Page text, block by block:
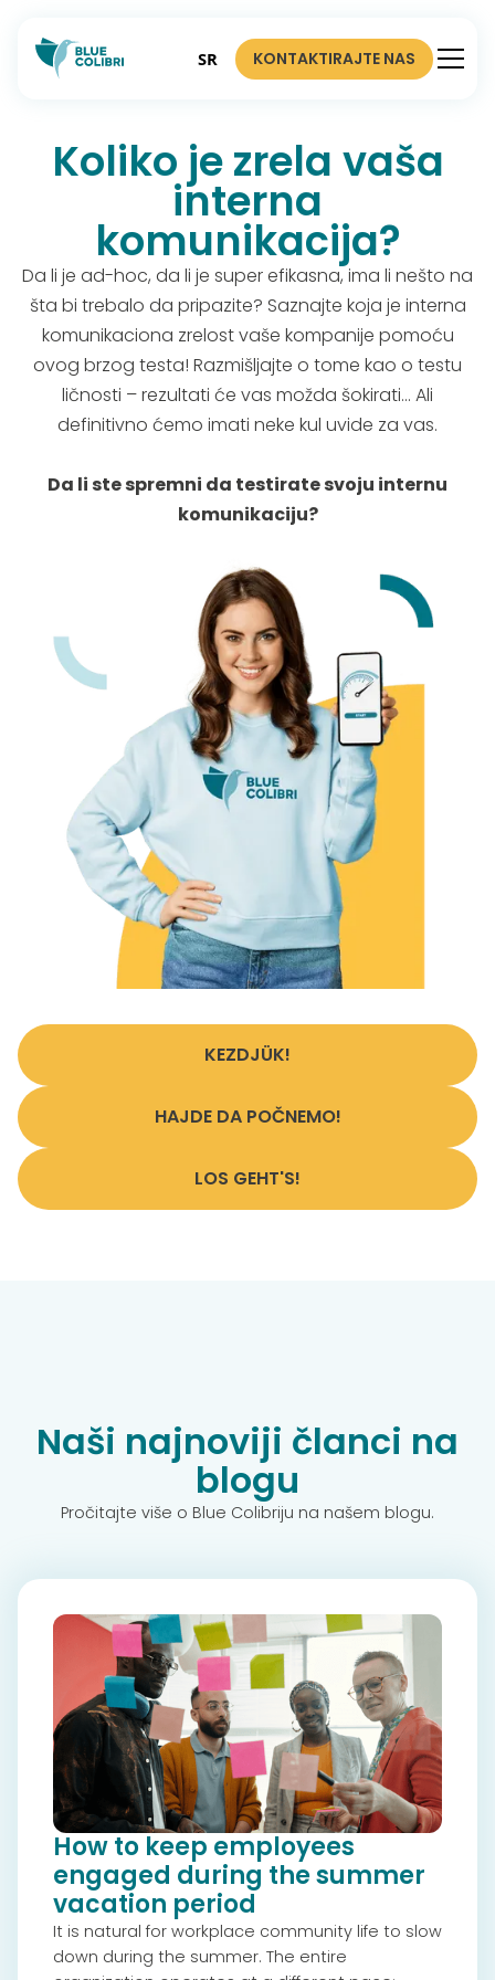
SR KONTAKTIRAJTE NAS
Koliko je zrela vaša
interna
komunikacija?
Da li je ad-hoc, da li je super efikasna, ima li nešto na
šta bi trebalo da pripazite? Saznajte koja je interna
komunikaciona zrelost vaše kompanije pomoću
ovog brzog testa! Razmišljajte o tome kao o testu
ličnosti – rezultati će vas možda šokirati... Ali
definitivno ćemo imati neke kul uvide za vas.
Da li ste spremni da testirate svoju internu
komunikaciju?
KEZDJÜK!
HAJDE DA POČNEMO!
LOS GEHT'S!
Naši najnoviji članci na
blogu
Pročitajte više o Blue Colibriju na našem blogu.
How to keep employees
engaged during the summer
vacation period
It is natural for workplace community life to slow
down during the summer. The entire